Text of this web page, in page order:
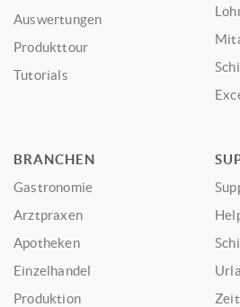
Auswertungen
Produkttour
Tutorials
BRANCHEN
Gastronomie
Arztpraxen
Apotheken
Einzelhandel
Produktion